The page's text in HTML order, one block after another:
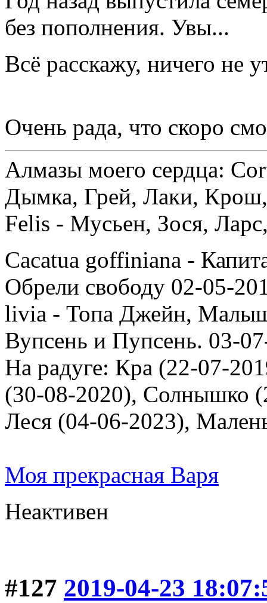
без пополнения. Увы...
Всё расскажу, ничего не
Очень рада, что скоро
Алмазы моего сердца:
Дымка, Грей, Лаки,
Felis - Мусьен, Зося,
Cacatua goffiniana -
Обрели свободу 02-05-
livia - Топа Джейн,
Вупсень и Пупсень. 03-
На радуге: Кра (22-07-
(30-08-2020), Солнышко
Леся (04-06-2023),
Моя прекрасная Варя
Неактивен
#127 2019-04-23